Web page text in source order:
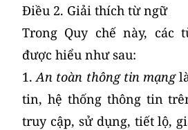
Điều 2. Giải thích từ ngữ
Trong Quy chế này, các
được hiểu như sau:
1. An toàn thông tin mạng
tin, hệ thống thông tin
truy cập, sử dụng, tiết lộ,